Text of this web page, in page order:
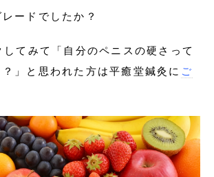
ードでしたか？
てみて「自分のペニスの硬さって
」と思われた方は平癒堂鍼灸に ご